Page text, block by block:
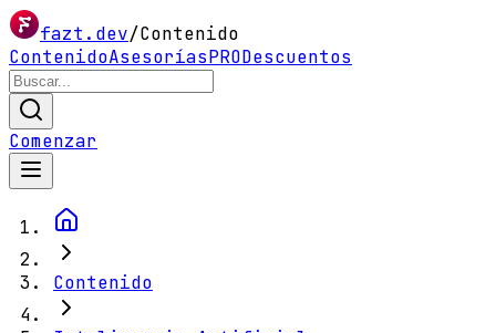
fazt.dev/Contenido
ContenidoAsesoríasPRODescuentos
Comenzar
Contenido